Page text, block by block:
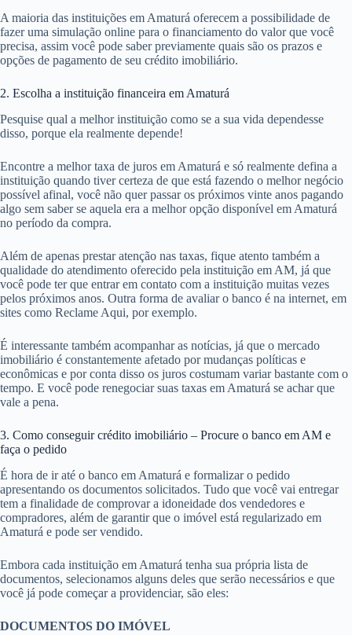
A maioria das instituições em Amaturá oferecem a possibilidade de
fazer uma simulação online para o financiamento do valor que você
precisa, assim você pode saber previamente quais são os prazos e
opções de pagamento de seu crédito imobiliário.
2. Escolha a instituição financeira em Amaturá
Pesquise qual a melhor instituição como se a sua vida dependesse
disso, porque ela realmente depende!
Encontre a melhor taxa de juros em Amaturá e só realmente defina a
instituição quando tiver certeza de que está fazendo o melhor negócio
possível afinal, você não quer passar os próximos vinte anos pagando
algo sem saber se aquela era a melhor opção disponível em Amaturá
no período da compra.
Além de apenas prestar atenção nas taxas, fique atento também a
qualidade do atendimento oferecido pela instituição em AM, já que
você pode ter que entrar em contato com a instituição muitas vezes
pelos próximos anos. Outra forma de avaliar o banco é na internet, em
sites como Reclame Aqui, por exemplo.
É interessante também acompanhar as notícias, já que o mercado
imobiliário é constantemente afetado por mudanças políticas e
econômicas e por conta disso os juros costumam variar bastante com o
tempo. E você pode renegociar suas taxas em Amaturá se achar que
vale a pena.
3. Como conseguir crédito imobiliário – Procure o banco em AM e
faça o pedido
É hora de ir até o banco em Amaturá e formalizar o pedido
apresentando os documentos solicitados. Tudo que você vai entregar
tem a finalidade de comprovar a idoneidade dos vendedores e
compradores, além de garantir que o imóvel está regularizado em
Amaturá e pode ser vendido.
Embora cada instituição em Amaturá tenha sua própria lista de
documentos, selecionamos alguns deles que serão necessários e que
você já pode começar a providenciar, são eles:
DOCUMENTOS DO IMÓVEL